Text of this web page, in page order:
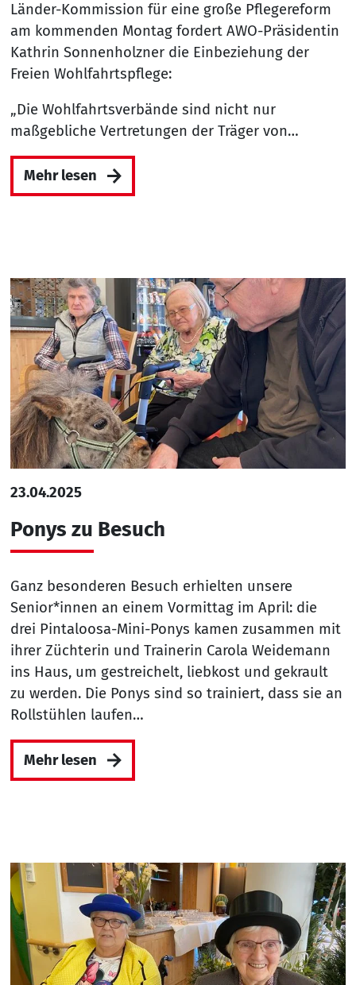
Länder-Kommission für eine große Pflegereform
am kommenden Montag fordert AWO-Präsidentin
Kathrin Sonnenholzner die Einbeziehung der
Freien Wohlfahrtspflege:
„Die Wohlfahrtsverbände sind nicht nur
maßgebliche Vertretungen der Träger von…
Mehr lesen
23.04.2025
Ponys zu Besuch
Ganz besonderen Besuch erhielten unsere
Senior*innen an einem Vormittag im April: die
drei Pintaloosa-Mini-Ponys kamen zusammen mit
ihrer Züchterin und Trainerin Carola Weidemann
ins Haus, um gestreichelt, liebkost und gekrault
zu werden. Die Ponys sind so trainiert, dass sie an
Rollstühlen laufen…
Mehr lesen